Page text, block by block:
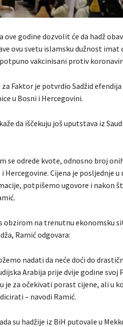
ove godine dozvolit će da hadž
ovu svetu islamsku dužnost
vakcinisani protiv
Faktor je potvrdio Sadžid
u Bosni i Hercegovini.
da iščekuju još uputstava iz
se odrede kvote, odnosno broj
Hercegovine. Cijena je posljednje
potpišemo ugovore i nakon
obzirom na trenutnu ekonomsku
Ramić odgovara:
nadati da neće doći do
Arabija prije dvije godine svoj
je za očekivati porast cijene, ali u
– navodi Ramić.
su hadžije iz BiH putovale u